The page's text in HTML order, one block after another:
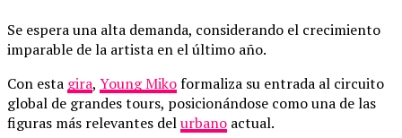
Se espera una alta demanda, considerando el crecimiento
imparable de la artista en el último año.
Con esta gira, Young Mikoformaliza su entrada al circuito
global de grandes tours, posicionándose como una de las
figuras más relevantes delurbano actual.